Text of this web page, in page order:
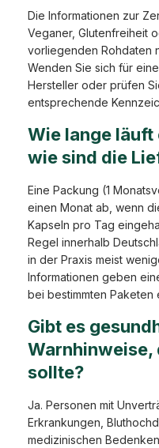
Die Informationen zur
Veganer, Glutenfreiheit
vorliegenden Rohdaten
Wenden Sie sich für
Hersteller oder prüfen
entsprechende
Wie lange läuft
wie sind die
Eine Packung (1
einen Monat ab, wenn
Kapseln pro Tag
Regel innerhalb
in der Praxis meist
Informationen geben
bei bestimmten Paketen
Gibt es
Warnhinweise,
sollte?
Ja. Personen mit
Erkrankungen,
medizinischen